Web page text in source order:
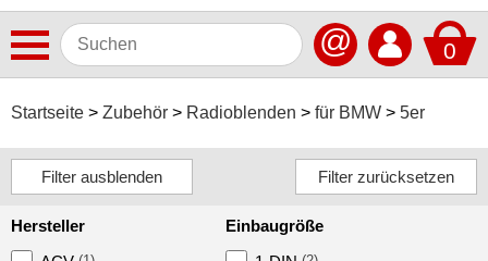
0
@
Startseite Zubehör Radioblenden für BMW 5er
Autoradios
Dashcams
Elektromobilität
Hersteller
Einbaugröße